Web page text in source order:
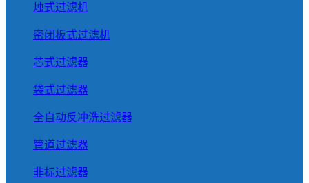
烛式过滤机
密闭板式过滤机
芯式过滤器
袋式过滤器
全自动反冲洗过滤器
管道过滤器
非标过滤器